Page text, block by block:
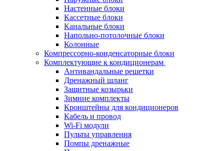
Настенные блоки
Кассетные блоки
Канальные блоки
Напольно-потолочные блоки
Колонные
Компрессорно-конденсаторные блоки
Комплектующие к кондиционерам
Антивандальные решетки
Дренажный шланг
Защитные козырьки
Зимние комплекты
Кронштейны для кондиционеров
Кабель и провод
Wi-Fi модули
Пульты управления
Помпы дренажные